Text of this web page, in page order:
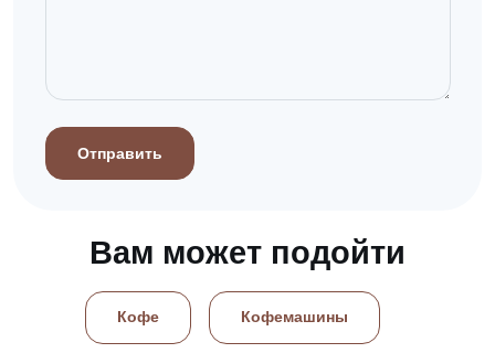
Отправить
Вам может подойти
Кофе Кофемашины